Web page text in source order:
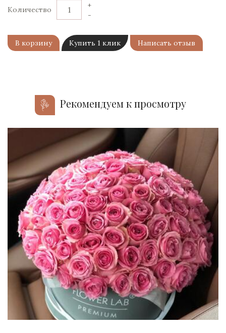
Количество
-
+
В корзину Купить 1 клик Написать отзыв
Рекомендуем к просмотру